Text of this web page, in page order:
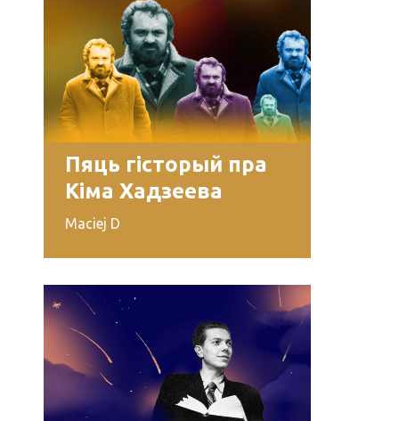
Пяць гісторый пра
Кіма Хадзеева
Maciej D